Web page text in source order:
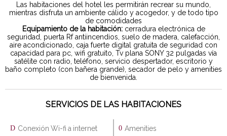
Las habitaciones del hotel les permitirán recrear su mundo,
mientras disfruta un ambiente cálido y acogedor, y de todo tipo
de comodidades
Equipamiento de la habitación:cerradura electrónica de
seguridad, puerta Rf antiincendios, suelo de madera, calefacción,
aire acondicionado, caja fuerte digital gratuita de seguridad con
capacidad para pc, wifi gratuito, Tv plana SONY 32 pulgadas vía
satélite con radio, teléfono, servicio despertador, escritorio y
baño completo (con bañera grande), secador de pelo y amenities
de bienvenida.
SERVICIOS DE LAS HABITACIONES
Conexión Wi-fi a internet Amenities